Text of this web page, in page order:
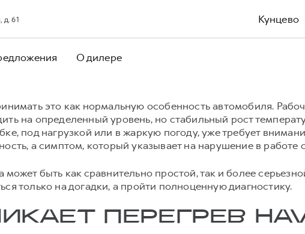
Кунцево
61
О дилере
это как нормальную особенность автомобиля.
на определенный уровень, но стабильный рост
под нагрузкой или в жаркую погоду, уже требует
а симптом, который указывает на нарушение в
может быть как сравнительно простой, так и более
только на догадки, а пройти полноценную диагностику.
ПЕРЕГРЕВ